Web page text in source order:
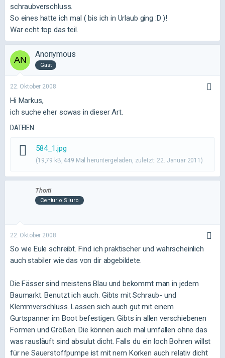
schraubverschluss.
So eines hatte ich mal ( bis ich in Urlaub ging :D )!
War echt top das teil.
Anonymous
Gast
22. Oktober 2008
Hi Markus,
ich suche eher sowas in dieser Art.
DATEIEN
584_1.jpg
(19,79 kB,449 Mal heruntergeladen, zuletzt: 22. Januar 2011)
Thorti
Centurio Siluro
22. Oktober 2008
So wie Eule schreibt. Find ich praktischer und wahrscheinlich
auch stabiler wie das von dir abgebildete.
Die Fässer sind meistens Blau und bekommt man in jedem
Baumarkt. Benutzt ich auch. Gibts mit Schraub- und
Klemmverschluss. Lassen sich auch gut mit einem
Gurtspanner im Boot befestigen. Gibts in allen verschiebenen
Formen und Größen. Die können auch mal umfallen ohne das
was rausläuft sind absulut dicht. Falls du ein loch Bohren willst
für ne Sauerstoffpumpe ist mit nem Korken auch relativ dicht